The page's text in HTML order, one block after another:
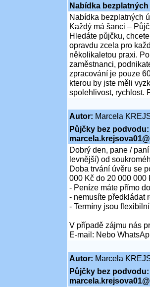
Nabídka
Nabídka bezplatných
Každý má šanci –
Hledáte půjčku,
opravdu zcela pro
několikaletou praxi.
zaměstnanci,
zpracování je pouze
kterou by jste měli
spolehlivost, rychlost.
Autor: Marcela
Půjčky bez podvodu:
Dobrý den, pane /
levnější) od
Doba trvání úvěru se
000 Kč do 20 000 000
- Peníze máte přímo
- nemusíte předkládat
- Termíny jsou
V případě zájmu nás
E-mail: Nebo
Autor: Marcela
Půjčky bez podvodu: